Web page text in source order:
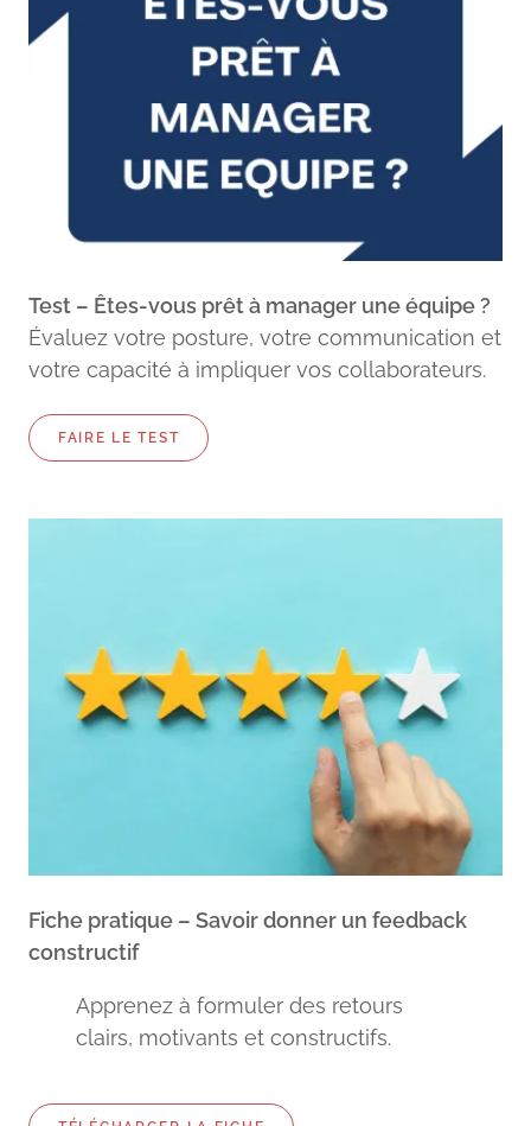
Test – Êtes-vous prêt à manager une équipe ?
Évaluez votre posture, votre communication et
votre capacité à impliquer vos collaborateurs.
FAIRE LE TEST
Fiche pratique – Savoir donner un feedback
constructif
Apprenez à formuler des retours
clairs, motivants et constructifs.